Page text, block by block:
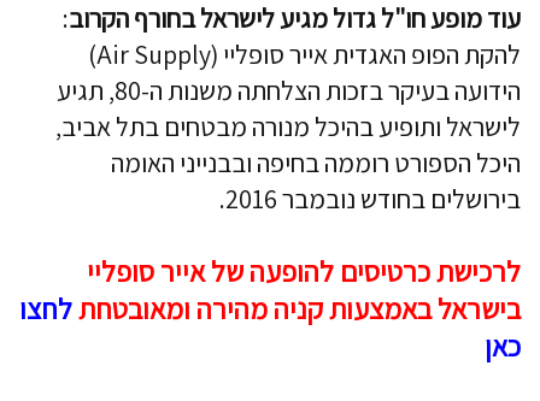
עוד מופע חו"ל גדול מגיע לישראל בחורף הקרוב:
להקת הפופ האגדית אייר סופליי (Air Supply)
הידועה בעיקר בזכות הצלחתה משנות ה-80, תגיע
לישראל ותופיע בהיכל מנורה מבטחים בתל אביב,
היכל הספורט רוממה בחיפה ובבנייני האומה
בירושלים בחודש נובמבר 2016.
לרכישת כרטיסים להופעה של אייר סופליי
בישראל באמצעות קניה מהירה ומאובטחתלחצו
כאן